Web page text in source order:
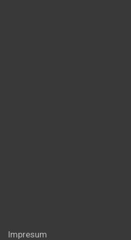
Impresum